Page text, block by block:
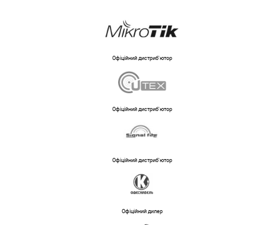
Офіційний дистриб'ютор
Офіційний дистриб'ютор
Офіційний дистриб'ютор
Офіційний дилер